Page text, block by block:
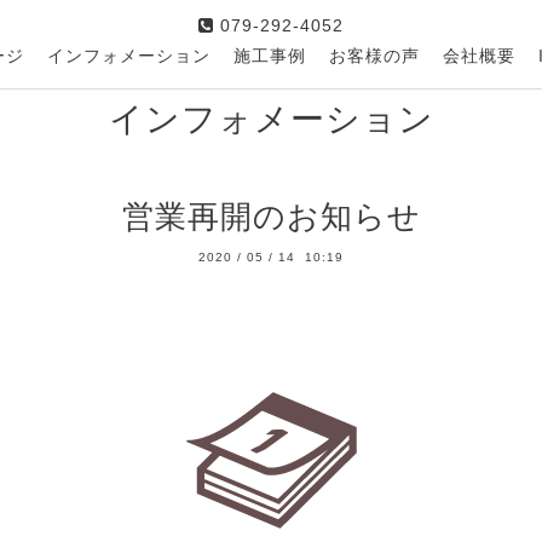
079-292-4052
ジ
インフォメーション 施工事例 お客様の声 会社概要
インフォメーション
営業再開のお知らせ
2020 / 05 / 14 10:19